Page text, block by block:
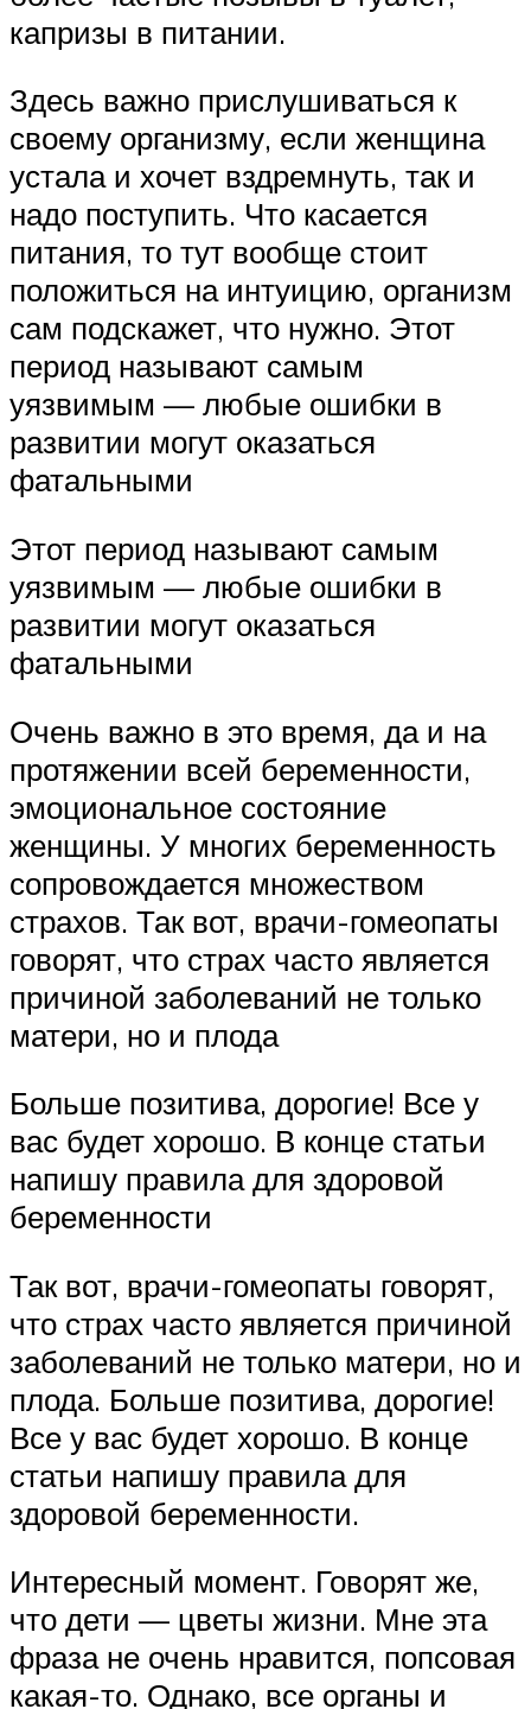
капризы в питании.
Здесь важно прислушиваться к
своему организму, если женщина
устала и хочет вздремнуть, так и
надо поступить. Что касается
питания, то тут вообще стоит
положиться на интуицию, организм
сам подскажет, что нужно. Этот
период называют самым
уязвимым — любые ошибки в
развитии могут оказаться
фатальными
Этот период называют самым
уязвимым — любые ошибки в
развитии могут оказаться
фатальными
Очень важно в это время, да и на
протяжении всей беременности,
эмоциональное состояние
женщины. У многих беременность
сопровождается множеством
страхов. Так вот, врачи-гомеопаты
говорят, что страх часто является
причиной заболеваний не только
матери, но и плода
Больше позитива, дорогие! Все у
вас будет хорошо. В конце статьи
напишу правила для здоровой
беременности
Так вот, врачи-гомеопаты говорят,
что страх часто является причиной
заболеваний не только матери, но и
плода. Больше позитива, дорогие!
Все у вас будет хорошо. В конце
статьи напишу правила для
здоровой беременности.
Интересный момент. Говорят же,
что дети — цветы жизни. Мне эта
фраза не очень нравится, попсовая
какая-то. Однако, все органы и